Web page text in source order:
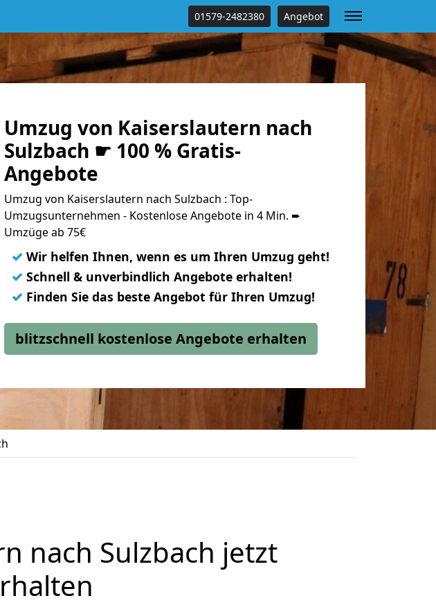
01579-2482380 Angebot
Umzug von Kaiserslautern nach
Sulzbach ☛ 100 % Gratis-
Angebote
Umzug von Kaiserslautern nach Sulzbach : Top-
Umzugsunternehmen - Kostenlose Angebote in 4 Min. ➨
Umzüge ab 75€
✓ Wir helfen Ihnen, wenn es um Ihren Umzug geht!
✓ Schnell & unverbindlich Angebote erhalten!
✓ Finden Sie das beste Angebot für Ihren Umzug!
blitzschnell kostenlose Angebote erhalten
nach Sulzbach jetzt